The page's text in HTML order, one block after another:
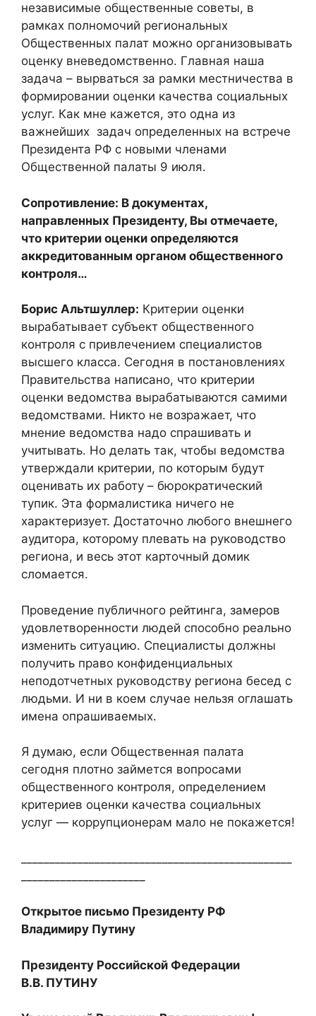
независимые общественные советы, в
рамках полномочий региональных
Общественных палат можно организовывать
оценку вневедомственно. Главная наша
задача – вырваться за рамки местничества в
формировании оценки качества социальных
услуг. Как мне кажется, это одна из
важнейших задач определенных на встрече
Президента РФ с новыми членами
Общественной палаты 9 июля.
Сопротивление: В документах,
направленных Президенту, Вы отмечаете,
что критерии оценки определяются
аккредитованным органом общественного
контроля…
Борис Альтшуллер: Критерии оценки
вырабатывает субъект общественного
контроля с привлечением специалистов
высшего класса. Сегодня в постановлениях
Правительства написано, что критерии
оценки ведомства вырабатываются самими
ведомствами. Никто не возражает, что
мнение ведомства надо спрашивать и
учитывать. Но делать так, чтобы ведомства
утверждали критерии, по которым будут
оценивать их работу – бюрократический
тупик. Эта формалистика ничего не
характеризует. Достаточно любого внешнего
аудитора, которому плевать на руководство
региона, и весь этот карточный домик
сломается.
Проведение публичного рейтинга, замеров
удовлетворенности людей способно реально
изменить ситуацию. Специалисты должны
получить право конфиденциальных
неподотчетных руководству региона бесед с
людьми. И ни в коем случае нельзя оглашать
имена опрашиваемых.
Я думаю, если Общественная палата
сегодня плотно займется вопросами
общественного контроля, определением
критериев оценки качества социальных
услуг — коррупционерам мало не покажется!
Открытое письмо Президенту РФ
Владимиру Путину
Президенту Российской Федерации
В.В. ПУТИНУ